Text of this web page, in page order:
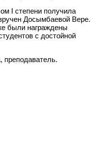
I степени получила
Досымбаевой Вере.
были награждены
с достойной
преподаватель.